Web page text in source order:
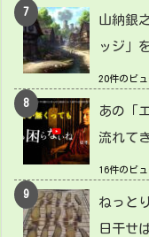
山納銀
ッジ」
20件のビ
あの「
流れて
16件のビ
ねっと
日干せ